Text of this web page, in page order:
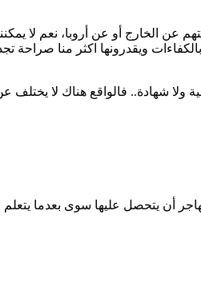
عن الخارج أو عن أروبا، نعم لا
ويقدرونها اكثر منا
ولا شهادة.. فالواقع هناك لا
أن يتحصل عليها سوى بعدما يتعلم